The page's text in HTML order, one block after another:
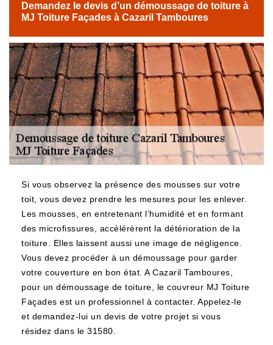
Demandez le devis d’un démoussage de toiture à
MJ Toiture Façades à Cazaril Tamboures
Si vous observez la présence des mousses sur votre
toit, vous devez prendre les mesures pour les enlever.
Les mousses, en entretenant l’humidité et en formant
des microfissures, accélérèrent la détérioration de la
toiture. Elles laissent aussi une image de négligence.
Vous devez procéder à un démoussage pour garder
votre couverture en bon état. A Cazaril Tamboures,
pour un démoussage de toiture, le couvreur MJ Toiture
Façades est un professionnel à contacter. Appelez-le
et demandez-lui un devis de votre projet si vous
résidez dans le 31580.